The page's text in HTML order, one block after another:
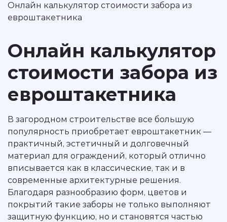
Онлайн калькулятор стоимости забора из
евроштакетника
Онлайн калькулятор
стоимости забора из
евроштакетника
В загородном строительстве все большую
популярность приобретает евроштакетник —
практичный, эстетичный и долговечный
материал для ограждений, который отлично
вписывается как в классические, так и в
современные архитектурные решения.
Благодаря разнообразию форм, цветов и
покрытий такие заборы не только выполняют
защитную функцию, но и становятся частью